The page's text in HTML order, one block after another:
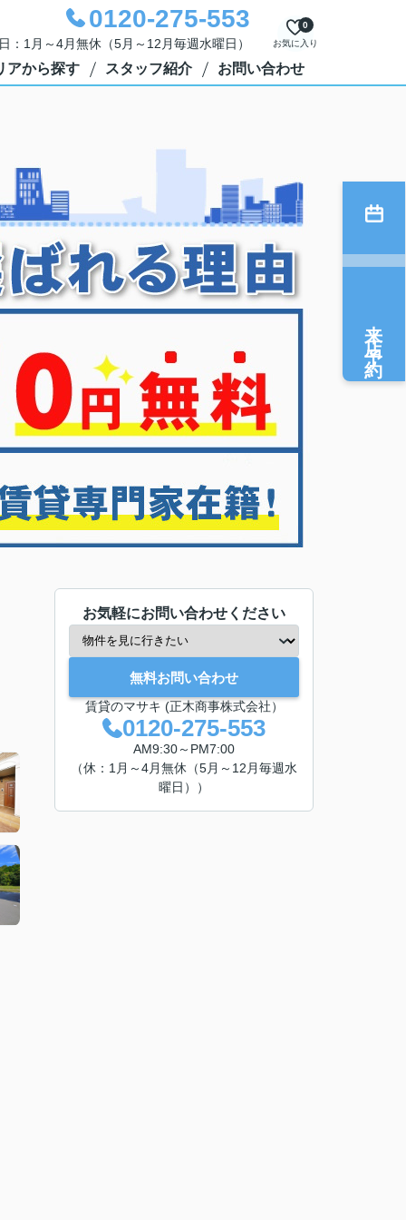
0120-275-553
1月～4月無休（5月～12月毎週水曜日） お気に入り
0
アから探す スタッフ紹介 お問い合わせ
お気軽にお問い合わせください
無料お問い合わせ
賃貸のマサキ (正木商事株式会社）
0120-275-553
AM9:30～PM7:00
（休：1月～4月無休（5月～12月毎週水
曜日））
来店予約